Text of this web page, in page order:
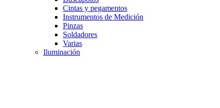
Cintas y pegamentos
Instrumentos de Medición
Pinzas
Soldadores
Varias
Iluminación